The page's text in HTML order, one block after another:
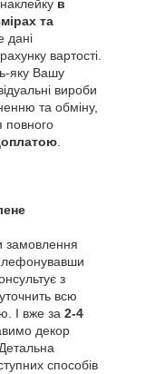
в
та
дані
вартості.
яку Вашу
вироби
та обміну,
повного
з
всю
І вже за 2-4
декор
способів